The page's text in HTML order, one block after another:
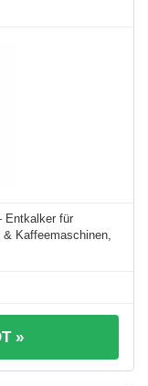
Entkalker für
Kaffeemaschinen,
»